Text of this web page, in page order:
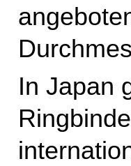
In Japan